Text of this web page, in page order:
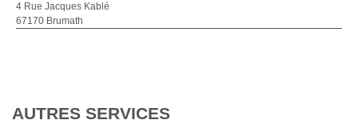
4 Rue Jacques Kablé
67170 Brumath
AUTRES SERVICES